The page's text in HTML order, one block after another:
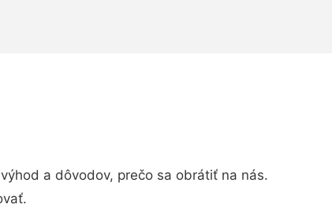
a dôvodov, prečo sa obrátiť na nás.